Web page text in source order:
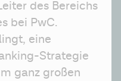
des Bereichs
bei PwC.
eine
Strategie
ganz großen